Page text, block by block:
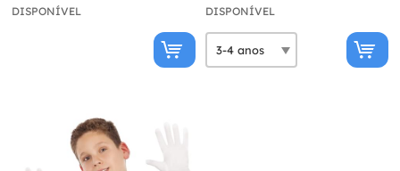
DISPONÍVEL DISPONÍVEL